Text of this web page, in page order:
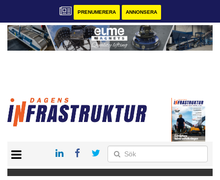
PRENUMERERA ANNONSERA